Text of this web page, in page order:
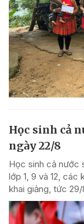
Học sinh cả
ngày 22/8
Học sinh cả nước
lớp 1, 9 và 12, các
khai giảng, tức 29/